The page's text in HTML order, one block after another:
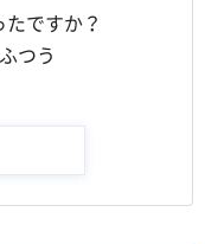
ですか？
つう